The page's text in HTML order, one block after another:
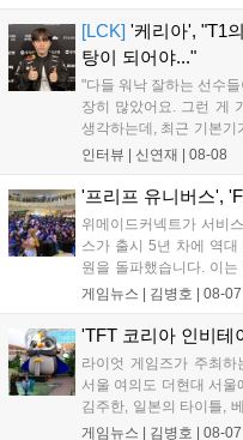
상 'Grand Theft Auto VI:
이다....
[LCK] '케리아', "T1
탕이 되어야..."
"다들 워낙 잘하는 선수
장히 많았어요. 그런 게
생각하는데, 최근 기본기
를 추구하다 보니까 팀
LoL 챔피언스 코리아
인터뷰 | 신연재 08-08
'프리프 유니버스',
위메이드커넥트가 서비
스가 출시 5년 차에 역
원을 돌파했습니다. 이
스포츠 대회 FWC의 영
은 전년 대비 매출과 이
다. 오는 10월 필리핀 마
FWC 그랜드 파이널이
통해 커뮤니티 중심의
게임뉴스 | 김병호 08-07
'TFT 코리아 인비테
라이엇 게임즈가 주최하
서울 여의도 더현대 서
김주한, 일본의 타이틀,
는 소속팀 없이 개인 자
게임뉴스 | 김병호 08-07